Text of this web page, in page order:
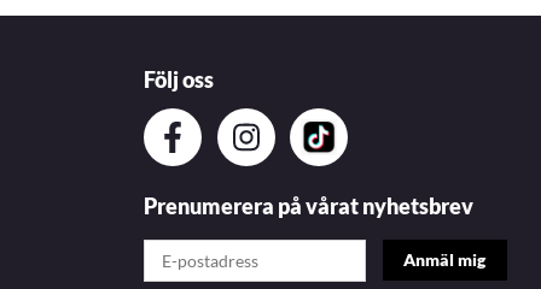
Följ oss
Prenumerera på vårat nyhetsbrev